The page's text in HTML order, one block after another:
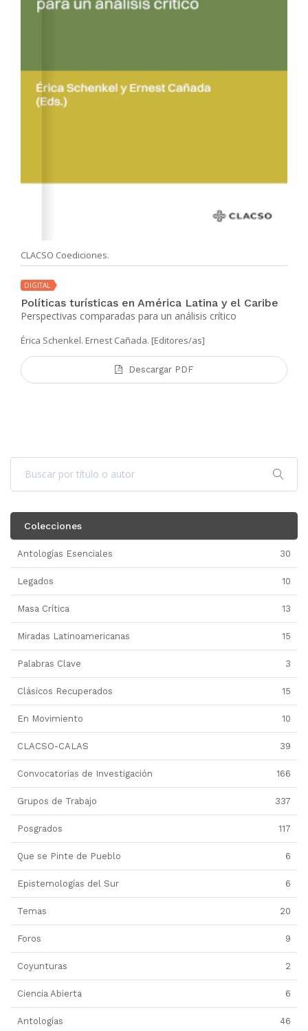
CLACSO Coediciones.
DIGITAL
Políticas turísticas en América Latina y el Caribe
Perspectivas comparadas para un análisis crítico
Érica Schenkel. Ernest Cañada. [Editores/as]
Descargar PDF
Colecciones
Antologías Esenciales 30
Legados 10
Masa Crítica 13
Miradas Latinoamericanas 15
Palabras Clave 3
Clásicos Recuperados 15
En Movimiento 10
CLACSO-CALAS 39
Convocatorias de Investigación 166
Grupos de Trabajo 337
Posgrados 117
Que se Pinte de Pueblo 6
Epistemologías del Sur 6
Temas 20
Foros 9
Coyunturas 2
Ciencia Abierta 6
Antologías 46